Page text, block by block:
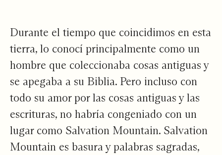
Durante el tiempo que coincidimos en esta
tierra, lo conocí principalmente como un
hombre que coleccionaba cosas antiguas y
se apegaba a su Biblia. Pero incluso con
todo su amor por las cosas antiguas y las
escrituras, no habría congeniado con un
lugar como Salvation Mountain. Salvation
Mountain es basura y palabras sagradas,